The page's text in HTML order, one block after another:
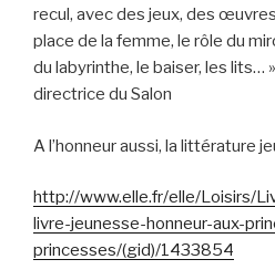
recul, avec des jeux, des
place de la femme, le rôle du
du labyrinthe, le baiser, les lits…
directrice du Salon
A l’honneur aussi, la littérature
http://www.elle.fr/elle/Loisirs/
livre-jeunesse-honneur-aux-
princesses/(gid)/1433854